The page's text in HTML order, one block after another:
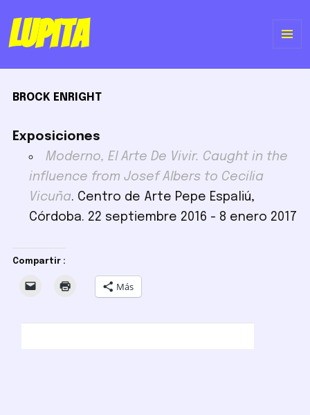
Lupita
BROCK ENRIGHT
Exposiciones
Moderno, El Arte De Vivir. Caught in the
influence from Josef Albers to Cecilia
Vicuña. Centro de Arte Pepe Espaliú,
Córdoba. 22 septiembre 2016 - 8 enero 2017
Compartir :
Más